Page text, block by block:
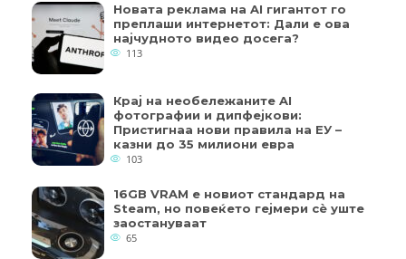
Новата реклама на AI гигантот го
преплаши интернетот: Дали е ова
најчудното видео досега?
113
Крај на необележаните AI
фотографии и дипфејкови:
Пристигнаа нови правила на ЕУ –
казни до 35 милиони евра
103
16GB VRAM е новиот стандард на
Steam, но повеќето гејмери ​​сè уште
заостануваат
65